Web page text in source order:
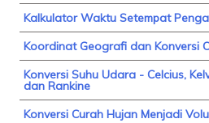
Kalkulator Waktu Setempat
Koordinat Geografi dan Konversi
Konversi Suhu Udara - Celcius,
dan Rankine
Konversi Curah Hujan Menjadi